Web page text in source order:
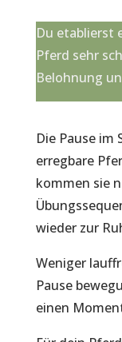
Du etablierst
Pferd sehr
Belohnung
Die Pause
erregbare
kommen sie
wieder zur
Weniger
Pause
einen